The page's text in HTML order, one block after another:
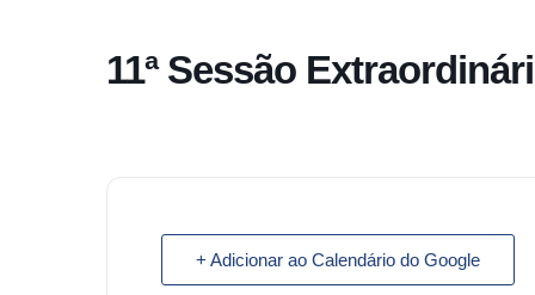
11ª Sessão
+ Adicionar ao Calendário do Google